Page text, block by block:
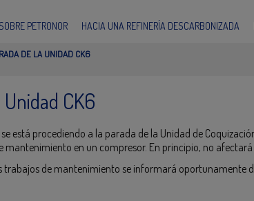
SOBRE PETRONOR HACIA UNA REFINERÍA DESCARBONIZADA
DE LA UNIDAD CK6
CK6
está procediendo a la parada de la Unidad de
mantenimiento en un compresor. En principio, no afectará
trabajos de mantenimiento se informará oportunamente